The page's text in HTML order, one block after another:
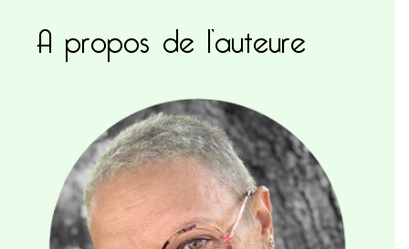
A propos de l’auteure